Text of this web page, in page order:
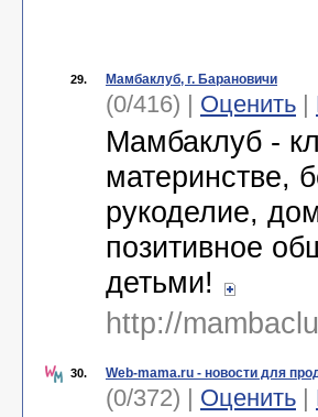
29. Мамбаклуб, г. Барановичи
(0/416) | Оценить |
Мамбаклуб -
материнстве,
рукоделие,
позитивное
детьми!
http://
30. Web-mama.ru - новости для
(0/372) | Оценить |